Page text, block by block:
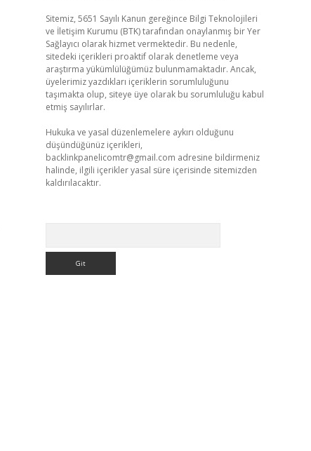
Sitemiz, 5651 Sayılı Kanun gereğince Bilgi Teknolojileri
ve İletişim Kurumu (BTK) tarafından onaylanmış bir Yer
Sağlayıcı olarak hizmet vermektedir. Bu nedenle,
sitedeki içerikleri proaktif olarak denetleme veya
araştırma yükümlülüğümüz bulunmamaktadır. Ancak,
üyelerimiz yazdıkları içeriklerin sorumluluğunu
taşımakta olup, siteye üye olarak bu sorumluluğu kabul
etmiş sayılırlar.
Hukuka ve yasal düzenlemelere aykırı olduğunu
düşündüğünüz içerikleri,
backlinkpanelicomtr@gmail.com adresine bildirmeniz
halinde, ilgili içerikler yasal süre içerisinde sitemizden
kaldırılacaktır.